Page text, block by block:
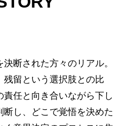
断された方々のリアル。
残留という選択肢との比
任と向き合いながら下し
断し、どこで覚悟を決めた